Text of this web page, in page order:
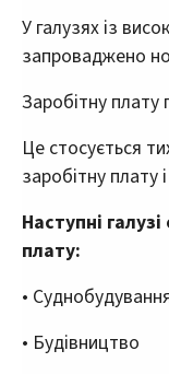
У галузях із
запроваджено
Заробітну плату
Це стосується
заробітну плату
Наступні
плату:
•
• Будівництво